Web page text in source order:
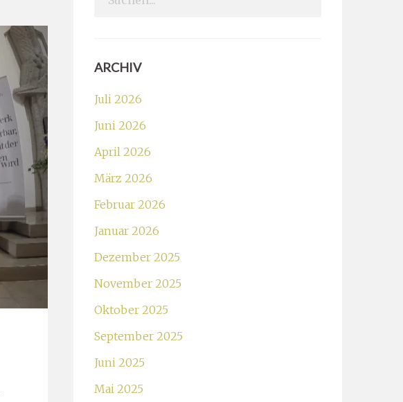
ARCHIV
Juli 2026
Juni 2026
April 2026
März 2026
Februar 2026
Januar 2026
Dezember 2025
November 2025
Oktober 2025
September 2025
Juni 2025
Mai 2025